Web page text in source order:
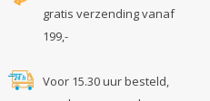
gratis verzending vanaf
199,-
Voor 15.30 uur besteld,